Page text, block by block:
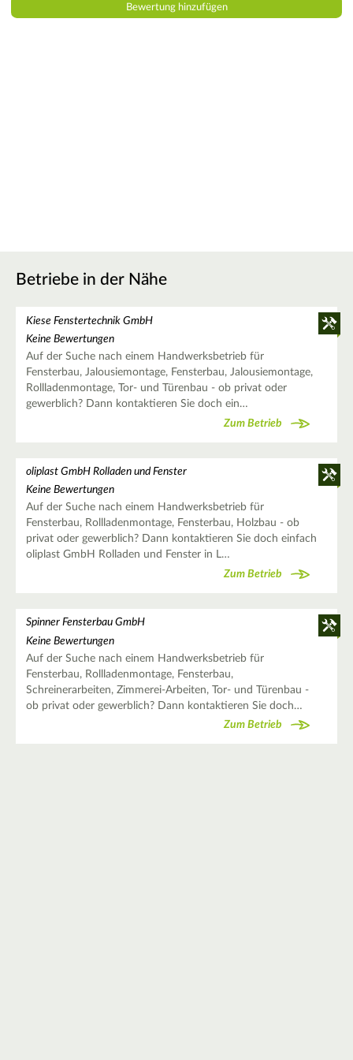
Betriebe in der Nähe
Kiese Fenstertechnik GmbH
Keine Bewertungen
Auf der Suche nach einem Handwerksbetrieb für
Fensterbau, Jalousiemontage, Fensterbau, Jalousiemontage,
Rollladenmontage, Tor- und Türenbau - ob privat oder
gewerblich? Dann kontaktieren Sie doch ein…
Zum Betrieb
oliplast GmbH Rolladen und Fenster
Keine Bewertungen
Auf der Suche nach einem Handwerksbetrieb für
Fensterbau, Rollladenmontage, Fensterbau, Holzbau - ob
privat oder gewerblich? Dann kontaktieren Sie doch einfach
oliplast GmbH Rolladen und Fenster in L…
Zum Betrieb
Spinner Fensterbau GmbH
Keine Bewertungen
Auf der Suche nach einem Handwerksbetrieb für
Fensterbau, Rollladenmontage, Fensterbau,
Schreinerarbeiten, Zimmerei-Arbeiten, Tor- und Türenbau -
ob privat oder gewerblich? Dann kontaktieren Sie doch…
Zum Betrieb